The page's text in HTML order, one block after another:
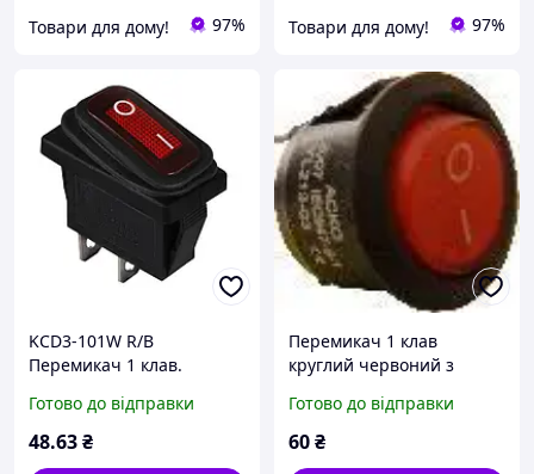
Товари для дому! 97% Товари для дому! 97%
KCD3-101W R/B
Перемикач 1 клав.
вологозахищений для
керування електричними
Готово до відправки
48.63₴
Перемикач 1 клав
круглий червоний з
контакта YL213-03 (KCD1-
5-101N R/B) ЕО
Готово до відправки
60₴